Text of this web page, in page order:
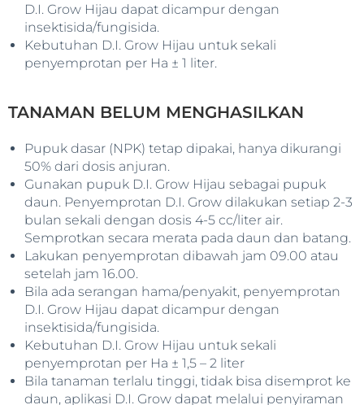
D.I. Grow Hijau dapat dicampur dengan
insektisida/fungisida.
Kebutuhan D.I. Grow Hijau untuk sekali
penyemprotan per Ha ± 1 liter.
TANAMAN BELUM MENGHASILKAN
Pupuk dasar (NPK) tetap dipakai, hanya dikurangi
50% dari dosis anjuran.
Gunakan pupuk D.I. Grow Hijau sebagai pupuk
daun. Penyemprotan D.I. Grow dilakukan setiap 2-3
bulan sekali dengan dosis 4-5 cc/liter air.
Semprotkan secara merata pada daun dan batang.
Lakukan penyemprotan dibawah jam 09.00 atau
setelah jam 16.00.
Bila ada serangan hama/penyakit, penyemprotan
D.I. Grow Hijau dapat dicampur dengan
insektisida/fungisida.
Kebutuhan D.I. Grow Hijau untuk sekali
penyemprotan per Ha ± 1,5 – 2 liter
Bila tanaman terlalu tinggi, tidak bisa disemprot ke
daun, aplikasi D.I. Grow dapat melalui penyiraman